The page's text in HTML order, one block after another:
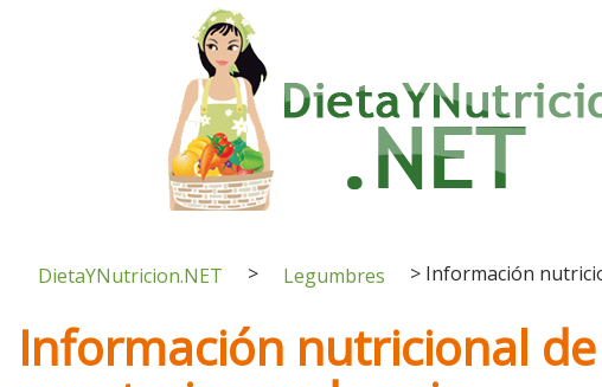
DietaYNutricion.NET > Legumbres > Información
Información nutricional